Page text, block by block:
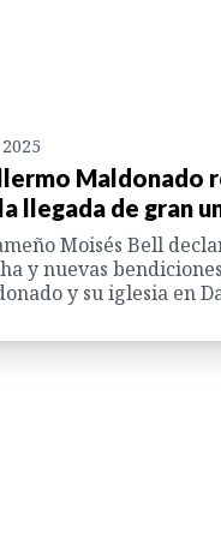
Maldonado
llegada de gran
Moisés Bell
y nuevas
y su iglesia en